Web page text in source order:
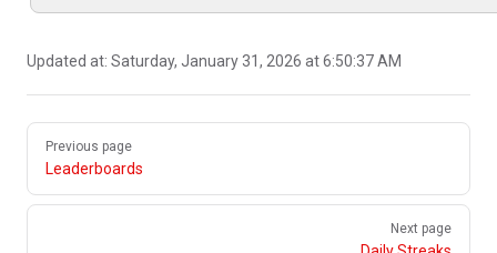
Updated at: Saturday, January 31, 2026 at 6:50:37 AM
Pager
Previous page
Leaderboards
Next page